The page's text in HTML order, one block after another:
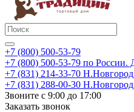
+7 (800) 500-53-79
+7 (800) 500-53-79 по России.
+7 (831) 214-33-70
+7 (831) 288-00-30
Звоните с 9:00 до 17:00
Заказать звонок